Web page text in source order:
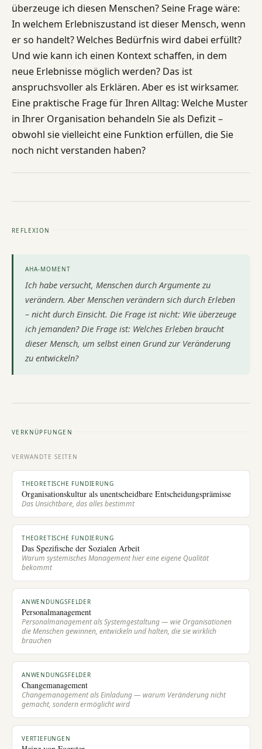
überzeuge ich diesen Menschen? Seine Frage wäre:
In welchem Erlebniszustand ist dieser Mensch, wenn
er so handelt? Welches Bedürfnis wird dabei erfüllt?
Und wie kann ich einen Kontext schaffen, in dem
neue Erlebnisse möglich werden? Das ist
anspruchsvoller als Erklären. Aber es ist wirksamer.
Eine praktische Frage für Ihren Alltag: Welche Muster
in Ihrer Organisation behandeln Sie als Defizit –
obwohl sie vielleicht eine Funktion erfüllen, die Sie
noch nicht verstanden haben?
REFLEXION
AHA-MOMENT
Ich habe versucht, Menschen durch Argumente zu
verändern. Aber Menschen verändern sich durch Erleben
– nicht durch Einsicht. Die Frage ist nicht: Wie überzeuge
ich jemanden? Die Frage ist: Welches Erleben braucht
dieser Mensch, um selbst einen Grund zur Veränderung
zu entwickeln?
VERKNÜPFUNGEN
VERWANDTE SEITEN
THEORETISCHE FUNDIERUNG
Organisationskultur als unentscheidbare Entscheidungsprämisse
Das Unsichtbare, das alles bestimmt
THEORETISCHE FUNDIERUNG
Das Spezifische der Sozialen Arbeit
Warum systemisches Management hier eine eigene Qualität
bekommt
ANWENDUNGSFELDER
Personalmanagement
Personalmanagement als Systemgestaltung — wie Organisationen
die Menschen gewinnen, entwickeln und halten, die sie wirklich
brauchen
ANWENDUNGSFELDER
Changemanagement
Changemanagement als Einladung — warum Veränderung nicht
gemacht, sondern ermöglicht wird
VERTIEFUNGEN